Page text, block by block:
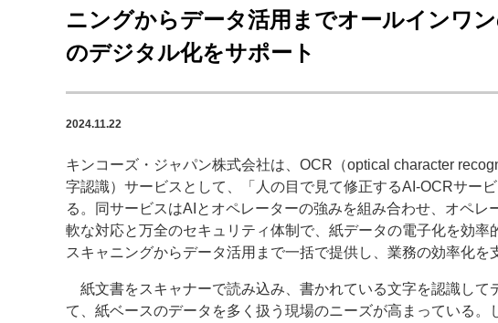
新商品 新製品 ＡＩ・デジタル デジタル印刷 印刷通販 SDGs
特集記事カテゴリー一覧
特集・デジタル印刷 ～ 新成長軌道を描く
案内
発刊案内 JFPI印刷用語集 印刷機材年鑑
運営
会社案内 購読・購入申し込み サイトポリシー お問い
ニングからデータ活用までオールインワ
のデジタル化をサポート
2024.11.22
キンコーズ・ジャパン株式会社は、OCR（optical character
字認識）サービスとして、「人の目で見て修正するAI-OCRサー
る。同サービスはAIとオペレーターの強みを組み合わせ、オペレ
軟な対応と万全のセキュリティ体制で、紙データの電子化を効率
スキャニングからデータ活用まで一括で提供し、業務の効率化を
紙文書をスキャナーで読み込み、書かれている文字を認識して
て、紙ベースのデータを多く扱う現場のニーズが高まっている